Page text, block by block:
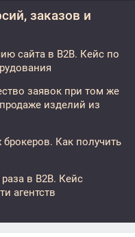
заказов и
сайта в B2B. Кейс по
заявок при том же
изделий из
Как получить
в B2B. Кейс
агентств